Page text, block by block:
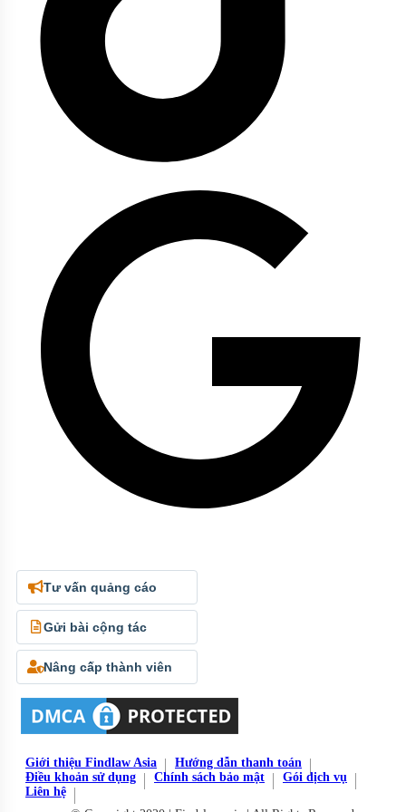
Tư vấn quảng cáo
Gửi bài cộng tác
Nâng cấp thành viên
Giới thiệu Findlaw Asia
Hướng dẫn thanh toán
Điều khoản sử dụng
Chính sách bảo mật
Gói dịch vụ
Liên hệ